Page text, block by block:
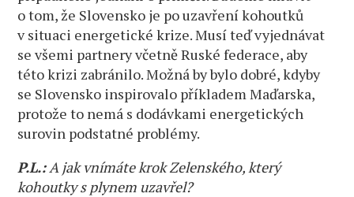
o tom, že Slovensko je po uzavření kohoutků
v situaci energetické krize. Musí teď vyjednávat
se všemi partnery včetně Ruské federace, aby
této krizi zabránilo. Možná by bylo dobré, kdyby
se Slovensko inspirovalo příkladem Maďarska,
protože to nemá s dodávkami energetických
surovin podstatné problémy.
P.L.:A jak vnímáte krok Zelenského, který
kohoutky s plynem uzavřel?